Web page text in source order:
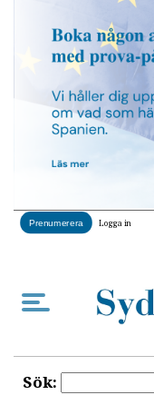
Prenumerera Logga in
Sök: